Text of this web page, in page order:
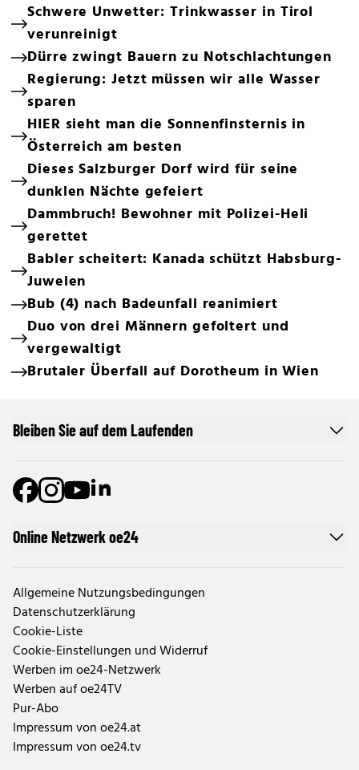
Schwere Unwetter: Trinkwasser in Tirol
verunreinigt
Dürre zwingt Bauern zu Notschlachtungen
Regierung: Jetzt müssen wir alle Wasser
sparen
HIER sieht man die Sonnenfinsternis in
Österreich am besten
Dieses Salzburger Dorf wird für seine
dunklen Nächte gefeiert
Dammbruch! Bewohner mit Polizei-Heli
gerettet
Babler scheitert: Kanada schützt Habsburg-
Juwelen
Bub (4) nach Badeunfall reanimiert
Duo von drei Männern gefoltert und
vergewaltigt
Brutaler Überfall auf Dorotheum in Wien
Online Netzwerk oe24
Allgemeine Nutzungsbedingungen
Datenschutzerklärung
Cookie-Liste
Cookie-Einstellungen und Widerruf
Werben im oe24-Netzwerk
Werben auf oe24TV
Pur-Abo
Impressum von oe24.at
Impressum von oe24.tv
Bleiben Sie auf dem Laufenden